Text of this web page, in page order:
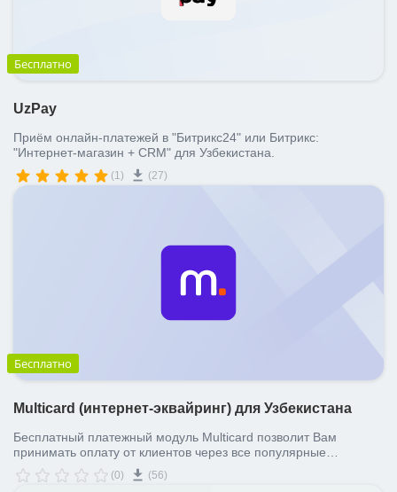
Бесплатно
UzPay
Приём онлайн-платежей в "Битрикс24" или Битрикс:
"Интернет-магазин + СRM" для Узбекистана.
(1) (27)
Бесплатно
Multicard (интернет-эквайринг) для Узбекистана
Бесплатный платежный модуль Multicard позволит Вам
принимать оплату от клиентов через все популярные
платёжные системы и сервисы Узбекистана (UzCard, HUMO,
Visa, MasterCard, Корпоративные карты, Payme, Click,
(0) (56)